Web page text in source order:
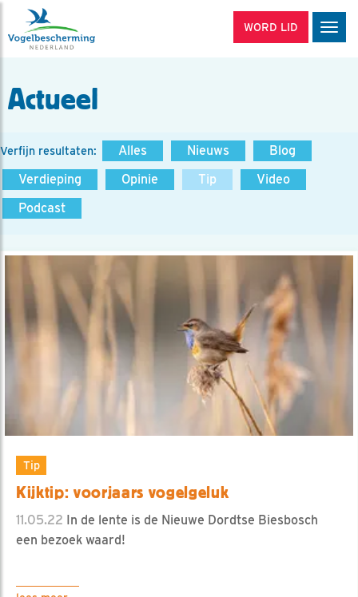
WORD LID
Actueel
Verfijn resultaten: Alles Nieuws
Blog
Verdieping
Opinie Tip
Video
Podcast
Tip
Kijktip: voorjaars vogelgeluk
11.05.22 In de lente is de Nieuwe Dordtse Biesbosch
een bezoek waard!